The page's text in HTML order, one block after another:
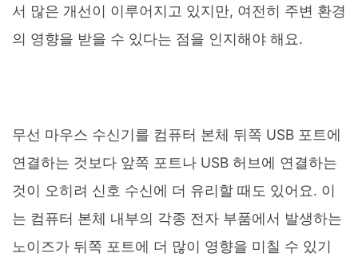
서 많은 개선이 이루어지고 있지만, 여전히 주변 환경
의 영향을 받을 수 있다는 점을 인지해야 해요.
무선 마우스 수신기를 컴퓨터 본체 뒤쪽 USB 포트에
연결하는 것보다 앞쪽 포트나 USB 허브에 연결하는
것이 오히려 신호 수신에 더 유리할 때도 있어요. 이
는 컴퓨터 본체 내부의 각종 전자 부품에서 발생하는
노이즈가 뒤쪽 포트에 더 많이 영향을 미칠 수 있기